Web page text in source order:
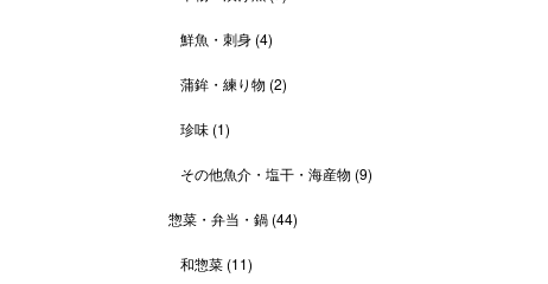
鮮魚・刺身 (4)
蒲鉾・練り物 (2)
珍味 (1)
その他魚介・塩干・海産物 (9)
惣菜・弁当・鍋 (44)
和惣菜 (11)